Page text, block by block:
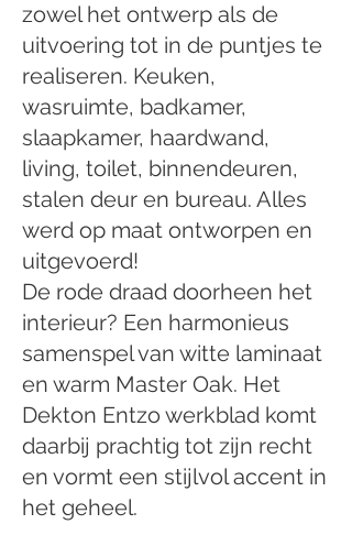
zowel het ontwerp als de
uitvoering tot in de puntjes te
realiseren. Keuken,
wasruimte, badkamer,
slaapkamer, haardwand,
living, toilet, binnendeuren,
stalen deur en bureau. Alles
werd op maat ontworpen en
uitgevoerd!
De rode draad doorheen het
interieur? Een harmonieus
samenspel van witte laminaat
en warm Master Oak. Het
Dekton Entzo werkblad komt
daarbij prachtig tot zijn recht
en vormt een stijlvol accent in
het geheel.